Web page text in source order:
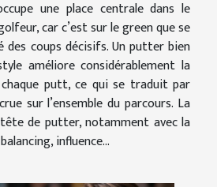
une place centrale dans le
car c’est sur le green que se
coups décisifs. Un putter bien
améliore considérablement la
putt, ce qui se traduit par
sur l’ensemble du parcours. La
de putter, notamment avec la
influence...